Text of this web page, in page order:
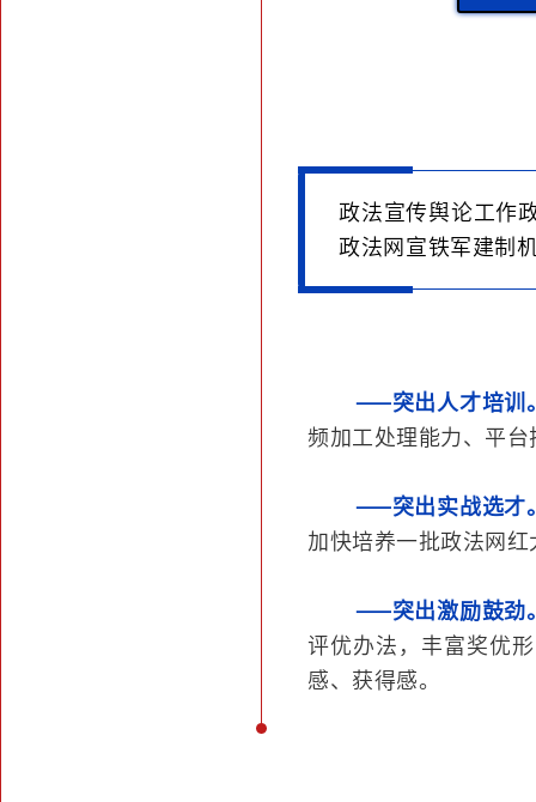
政法宣传舆论工作
政法网宣铁军建制
——突出人才培训
频加工处理能力、平
——突出实战选才
加快培养一批政法网
——突出激励鼓劲
评优办法，丰富奖优
感、获得感。